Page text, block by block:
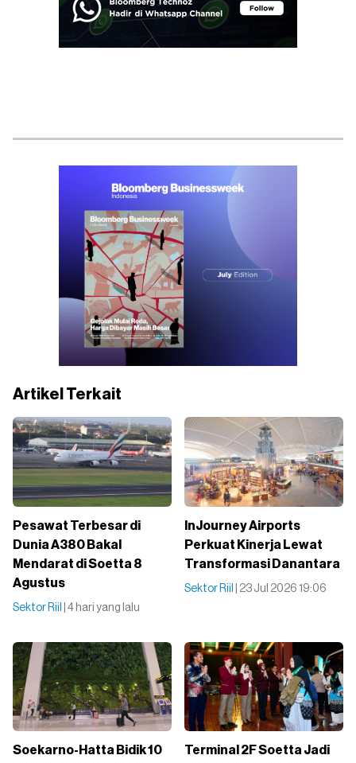
Artikel Terkait
Pesawat Terbesar di
Dunia A380 Bakal
Mendarat di Soetta 8
Agustus
Sektor Riil | 4 hari yang lalu
InJourney Airports
Perkuat Kinerja Lewat
Transformasi Danantara
Sektor Riil | 23 Jul 2026 19:06
Soekarno-Hatta Bidik 10
Terminal 2F Soetta Jadi